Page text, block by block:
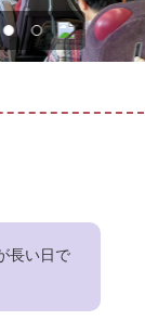
さと応援隊
長い日で